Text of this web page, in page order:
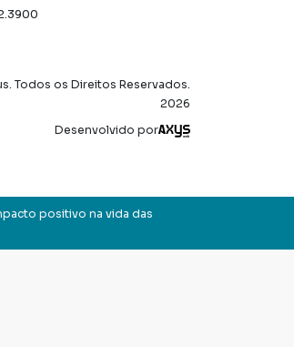
Todos os Direitos Reservados.
2026
Desenvolvido por
Axysweb
positivo na vida das